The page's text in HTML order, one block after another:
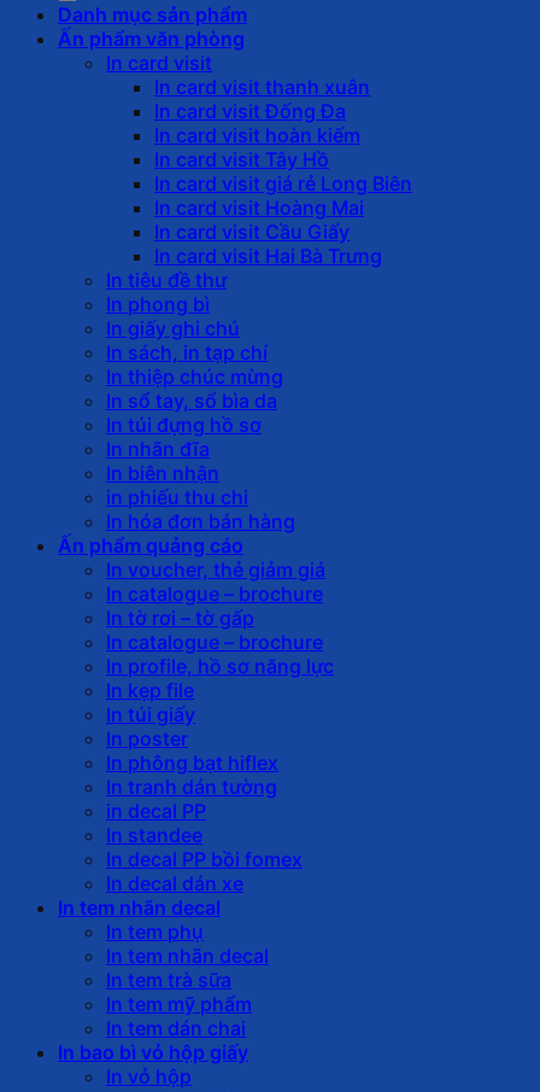
Danh mục sản phẩm
Ấn phẩm văn phòng
In card visit
In card visit thanh xuân
In card visit Đống Đa
In card visit hoàn kiếm
In card visit Tây Hồ
In card visit giá rẻ Long Biên
In card visit Hoàng Mai
In card visit Cầu Giấy
In card visit Hai Bà Trưng
In tiêu đề thư
In phong bì
In giấy ghi chú
In sách, in tạp chí
In thiệp chúc mừng
In sổ tay, sổ bìa da
In túi đựng hồ sơ
In nhãn đĩa
In biên nhận
in phiếu thu chi
In hóa đơn bán hàng
Ấn phẩm quảng cáo
In voucher, thẻ giảm giá
In catalogue – brochure
In tờ rơi – tờ gấp
In catalogue – brochure
In profile, hồ sơ năng lực
In kẹp file
In túi giấy
In poster
In phông bạt hiflex
In tranh dán tường
in decal PP
In standee
In decal PP bồi fomex
In decal dán xe
In tem nhãn decal
In tem phụ
In tem nhãn decal
In tem trà sữa
In tem mỹ phẩm
In tem dán chai
In bao bì vỏ hộp giấy
In vỏ hộp